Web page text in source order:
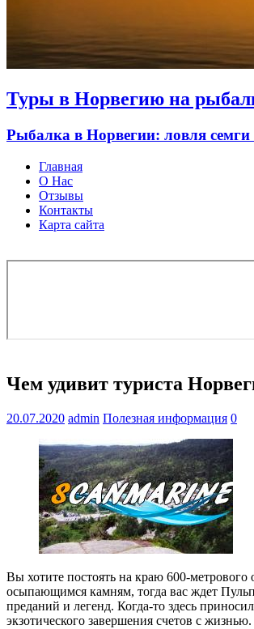
Туры в Норвегию на
Рыбалка в Норвегии: ловля
Главная
О Нас
Отзывы
Контакты
Карта сайта
Чем удивит туриста
20.07.2020 admin Полезная информация 0
Вы хотите постоять на краю 600-метрового
осыпающимся камням, тогда вас ждет
преданий и легенд. Когда-то здесь
экзотического завершения счетов с жизнью.